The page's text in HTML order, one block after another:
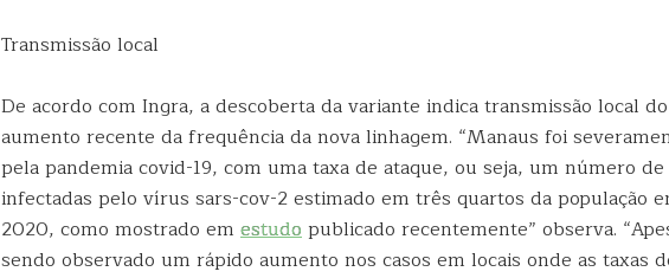
Transmissão local
De acordo com Ingra, a descoberta da variante indica transmissão local
aumento recente da frequência da nova linhagem. “Manaus foi
pela pandemia covid-19, com uma taxa de ataque, ou seja, um número de
infectadas pelo vírus sars-cov-2 estimado em três quartos da população
2020, como mostrado em estudopublicado recentemente” observa.
sendo observado um rápido aumento nos casos em locais onde as taxas